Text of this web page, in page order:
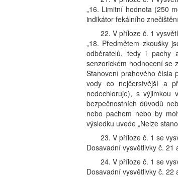
„16. Limitní hodnota (250
indikátor fekálního
22. V příloze č. 1
„18. Předmětem zkoušky
odběratelů, tedy i pachy
senzorickém hodnocení se
Stanovení prahového čísla
vody co nejčerstvější a
nedechloruje), s
bezpečnostních důvodů
nebo pachem nebo by
výsledku uvede „Nelze
23. V příloze č. 1 se
Dosavadní vysvětlivky č.
24. V příloze č. 1 se
Dosavadní vysvětlivky č.